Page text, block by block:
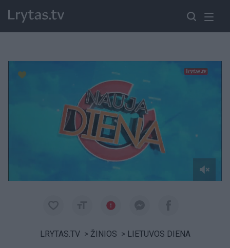
LRYTAS.TV > ŽINIOS > LIETUVOS DIENA